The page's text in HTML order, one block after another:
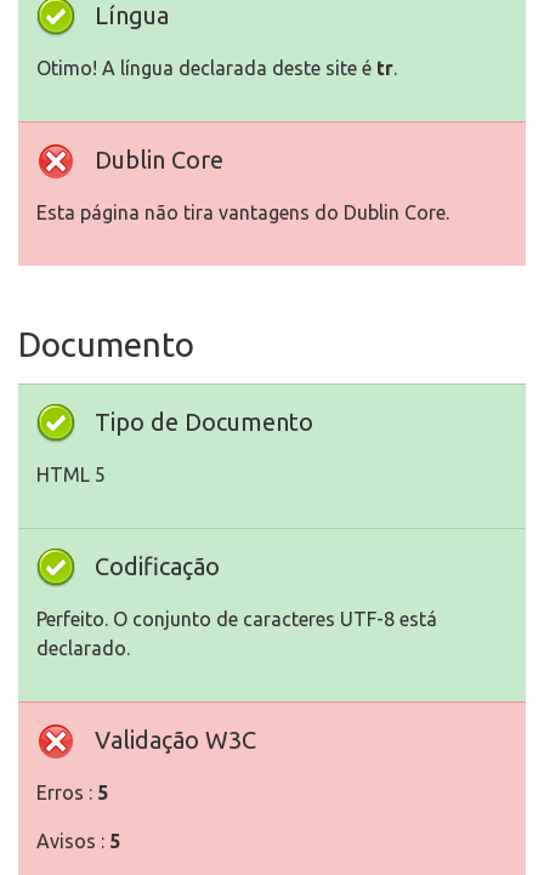
Língua
Otimo! A língua declarada deste site é tr.
Dublin Core
Esta página não tira vantagens do Dublin Core.
Documento
Tipo de Documento
HTML 5
Codificação
Perfeito. O conjunto de caracteres UTF-8 está
declarado.
Validação W3C
Erros : 5
Avisos : 5